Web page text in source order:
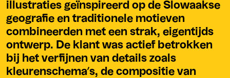
illustraties geïnspireerd op de Slowaakse
geografie en traditionele motieven
combineerden met een strak, eigentijds
ontwerp. De klant was actief betrokken
bij het verfijnen van details zoals
kleurenschema’s, de compositie van